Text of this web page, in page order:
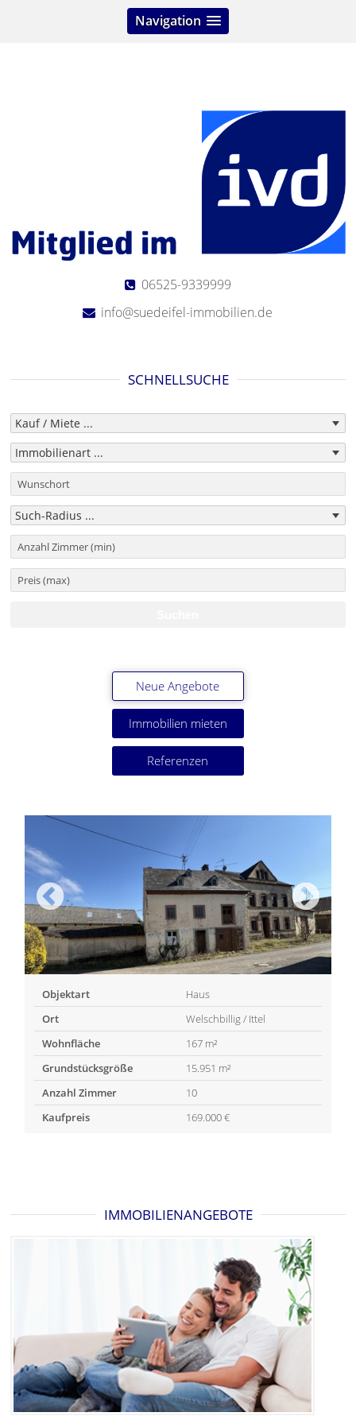
Navigation
06525-9339999
info@suedeifel-immobilien.de
SCHNELLSUCHE
Neue Angebote
Immobilien mieten
Referenzen
Objektart
Haus
Ort
Welschbillig / Ittel
Wohnfläche
167 m²
Grundstücksgröße
15.951 m²
Anzahl Zimmer
10
Kaufpreis
169.000 €
Hallen/Lager/Produktion
Ort
Oberpierscheid /
Philippsweiler
Wohnung
Ort
Bollendorf
Wohnfläche
66 m²
IMMOBILIENANGEBOTE